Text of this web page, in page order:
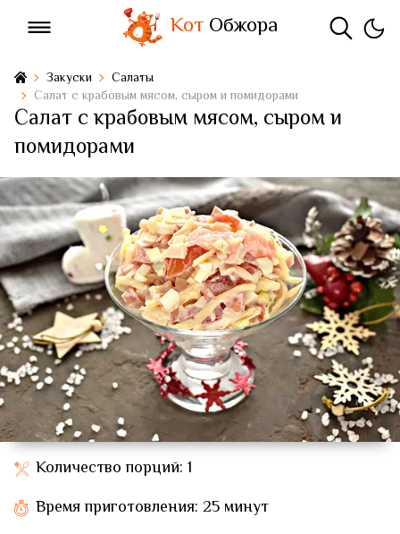
КотОбжора
Закуски
Салаты
Салат с крабовым мясом, сыром и помидорами
Салат с крабовым мясом, сыром и
помидорами
Количество порций: 1
Время приготовления: 25 минут